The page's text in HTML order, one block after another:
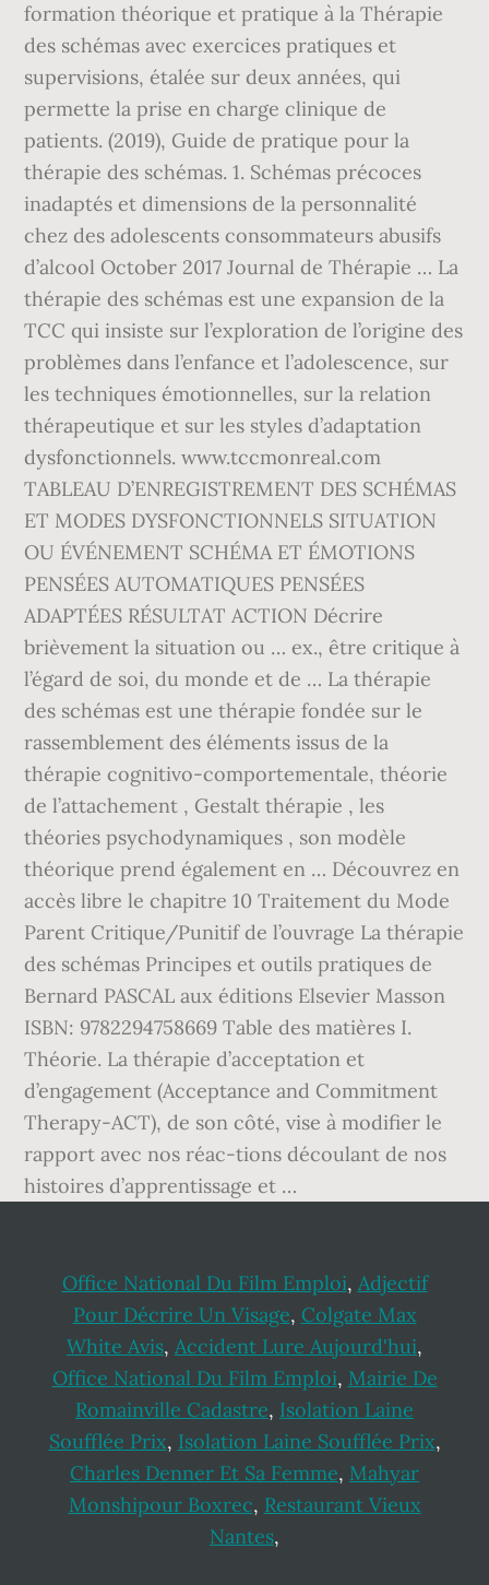
formation théorique et pratique à la Thérapie
des schémas avec exercices pratiques et
supervisions, étalée sur deux années, qui
permette la prise en charge clinique de
patients. (2019), Guide de pratique pour la
thérapie des schémas. 1. Schémas précoces
inadaptés et dimensions de la personnalité
chez des adolescents consommateurs abusifs
d’alcool October 2017 Journal de Thérapie … La
thérapie des schémas est une expansion de la
TCC qui insiste sur l’exploration de l’origine des
problèmes dans l’enfance et l’adolescence, sur
les techniques émotionnelles, sur la relation
thérapeutique et sur les styles d’adaptation
dysfonctionnels. www.tccmonreal.com
TABLEAU D’ENREGISTREMENT DES SCHÉMAS
ET MODES DYSFONCTIONNELS SITUATION
OU ÉVÉNEMENT SCHÉMA ET ÉMOTIONS
PENSÉES AUTOMATIQUES PENSÉES
ADAPTÉES RÉSULTAT ACTION Décrire
brièvement la situation ou … ex., être critique à
l’égard de soi, du monde et de … La thérapie
des schémas est une thérapie fondée sur le
rassemblement des éléments issus de la
thérapie cognitivo-comportementale, théorie
de l’attachement , Gestalt thérapie , les
théories psychodynamiques , son modèle
théorique prend également en … Découvrez en
accès libre le chapitre 10 Traitement du Mode
Parent Critique/Punitif de l’ouvrage La thérapie
des schémas Principes et outils pratiques de
Bernard PASCAL aux éditions Elsevier Masson
ISBN: 9782294758669 Table des matières I.
Théorie. La thérapie d’acceptation et
d’engagement (Acceptance and Commitment
Therapy-ACT), de son côté, vise à modifier le
rapport avec nos réac-tions découlant de nos
histoires d’apprentissage et …
Office National Du Film Emploi, Adjectif
Pour Décrire Un Visage, Colgate Max
White Avis, Accident Lure Aujourd'hui,
Office National Du Film Emploi, Mairie De
Romainville Cadastre, Isolation Laine
Soufflée Prix, Isolation Laine Soufflée Prix,
Charles Denner Et Sa Femme, Mahyar
Monshipour Boxrec, Restaurant Vieux
Nantes,